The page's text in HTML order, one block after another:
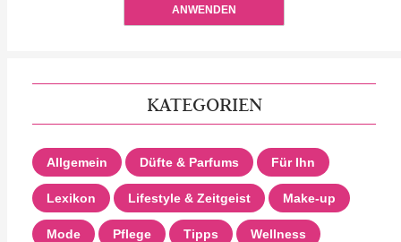
ANWENDEN
KATEGORIEN
Allgemein Düfte & Parfums Für Ihn
Lexikon Lifestyle & Zeitgeist Make-up
Mode Pflege Tipps Wellness